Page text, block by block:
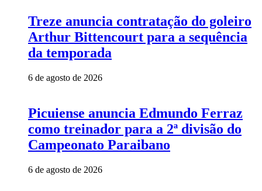
Treze anuncia contratação do goleiro
Arthur Bittencourt para a sequência
da temporada
6 de agosto de 2026
Picuiense anuncia Edmundo Ferraz
como treinador para a 2ª divisão do
Campeonato Paraibano
6 de agosto de 2026